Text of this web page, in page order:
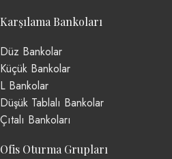
Karşılama Bankoları
Düz Bankolar
Küçük Bankolar
L Bankolar
Düşük Tablalı Bankolar
Çıtalı Bankoları
Ofis Oturma Grupları